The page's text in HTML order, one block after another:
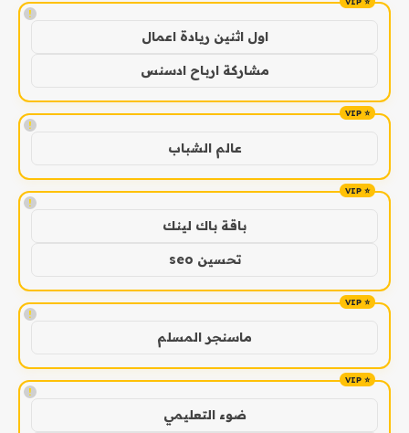
!
اول اثنين ريادة اعمال
مشاركة ارباح ادسنس
!
عالم الشباب
!
باقة باك لينك
تحسين seo
!
ماسنجر المسلم
!
ضوء التعليمي